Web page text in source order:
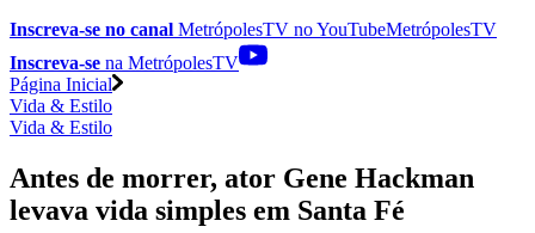
Inscreva-se no canal MetrópolesTV noYouTubeMetrópolesTV
Inscreva-se na MetrópolesTV
Página Inicial
Vida & Estilo
Vida & Estilo
Antes de morrer, ator Gene Hackman
levava vida simples em Santa Fé